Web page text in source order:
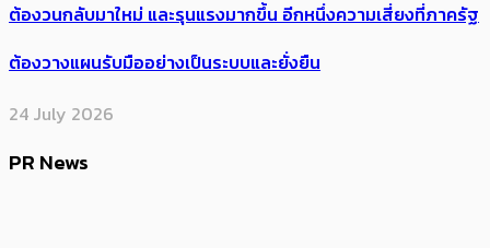
ต้อง​วนกลับมาใหม่ และรุนแรงมากขึ้น อีกหนึ่งความเสี่ยงที่ภาครัฐ
ต้องวางแผนรับมืออย่างเป็นระบบและยั่งยืน
24 July 2026
PR News